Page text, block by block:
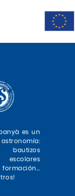
es un
bautizos
escolares